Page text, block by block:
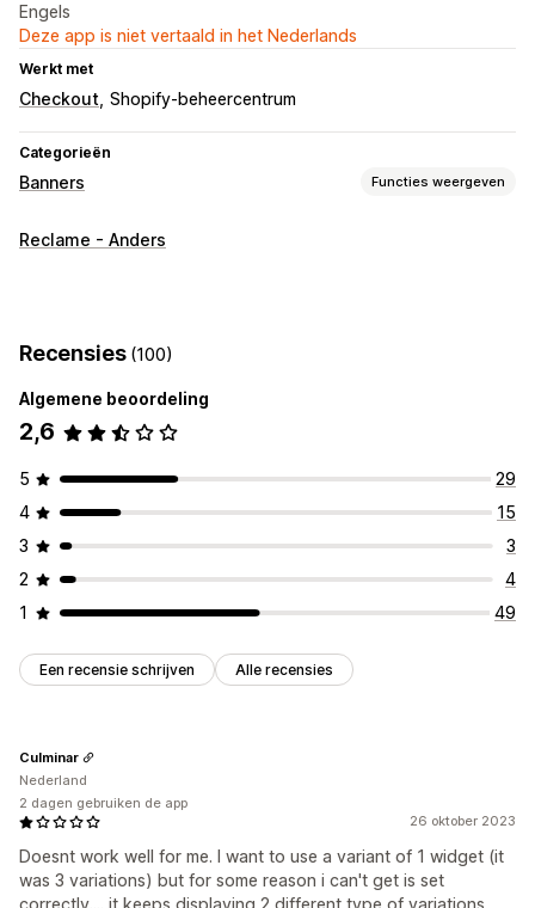
Engels
Deze app is niet vertaald in het Nederlands
Werkt met
Checkout Shopify-beheercentrum
Categorieën
Banners Functies weergeven
Soorten banners
Aanpassing
Reclame - Anders
Recensies (100)
Algemene beoordeling
2,6
5
29
4
15
3
3
2
4
1
49
Een recensie schrijven Alle recensies
26 oktober 2023
Doesnt work well for me. I want to use a variant of 1 widget (it
was 3 variations) but for some reason i can't get is set
Culminar
Nederland
2 dagen gebruiken de app